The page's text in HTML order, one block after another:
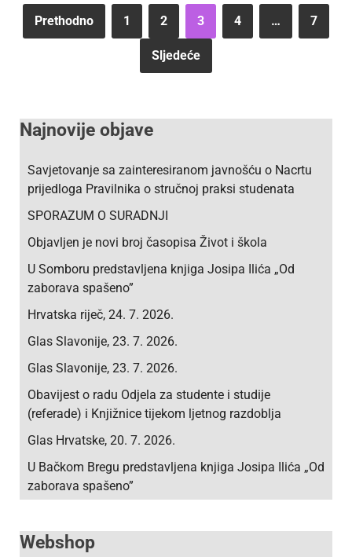
Prethodno 1 2 3 4 … 7
Sljedeće
Najnovije objave
Savjetovanje sa zainteresiranom javnošću o Nacrtu
prijedloga Pravilnika o stručnoj praksi studenata
SPORAZUM O SURADNJI
Objavljen je novi broj časopisa Život i škola
U Somboru predstavljena knjiga Josipa Ilića „Od
zaborava spašeno”
Hrvatska riječ, 24. 7. 2026.
Glas Slavonije, 23. 7. 2026.
Glas Slavonije, 23. 7. 2026.
Obavijest o radu Odjela za studente i studije
(referade) i Knjižnice tijekom ljetnog razdoblja
Glas Hrvatske, 20. 7. 2026.
U Bačkom Bregu predstavljena knjiga Josipa Ilića „Od
zaborava spašeno”
Webshop